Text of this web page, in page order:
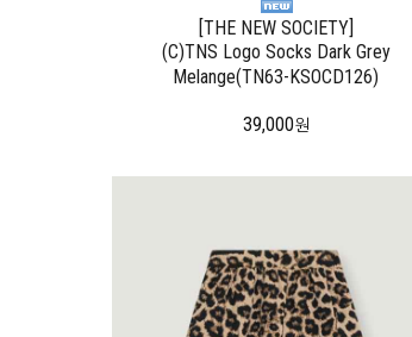
[THE NEW SOCIETY]
(C)TNS Logo Socks Dark Grey
Melange(TN63-KSOCD126)
39,000원